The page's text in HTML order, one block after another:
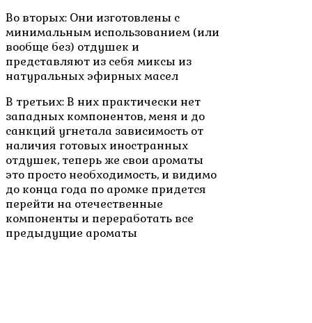
Во вторых: Они изготовлены с
минимальным использованием (или
вообще без) отдушек и
представляют из себя миксы из
натуральных эфирных масел
В третьих: В них практически нет
западных компонентов, меня и до
санкций угнетала зависимость от
наличия готовых иностранных
отдушек, теперь же свои ароматы
это просто необходимость, и видимо
до конца года по аромке придется
перейти на отечественные
компоненты и переработать все
предыдущие ароматы